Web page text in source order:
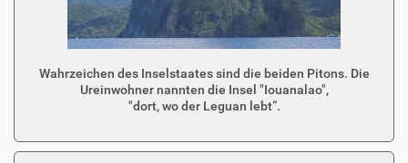
Wahrzeichen des Inselstaates sind die beiden Pitons. Die
Ureinwohner nannten die Insel "Iouanalao",
"dort, wo der Leguan lebt“.